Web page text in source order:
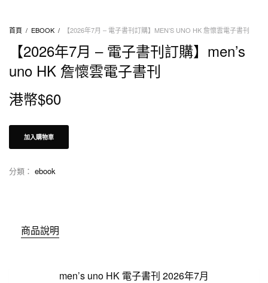
首頁 / EBOOK / 【2026年7月 – 電子書刊訂購】MEN’S UNO HK 詹懷雲電子書刊
【2026年7月 – 電子書刊訂購】men’s
uno HK 詹懷雲電子書刊
港幣$60
加入購物車
分類： ebook
商品說明
men’s uno HK 電子書刊 2026年7月